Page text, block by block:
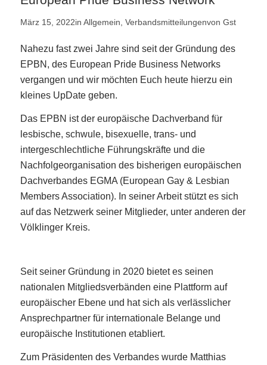
März 15, 2022in Allgemein Verbandsmitteilungenvon Gst
Nahezu fast zwei Jahre sind seit der Gründung des
EPBN, des European Pride Business Networks
vergangen und wir möchten Euch heute hierzu ein
kleines UpDate geben.
Das EPBN ist der europäische Dachverband für
lesbische, schwule, bisexuelle, trans- und
intergeschlechtliche Führungskräfte und die
Nachfolgeorganisation des bisherigen europäischen
Dachverbandes EGMA (European Gay & Lesbian
Members Association). In seiner Arbeit stützt es sich
auf das Netzwerk seiner Mitglieder, unter anderen der
Völklinger Kreis.
Seit seiner Gründung in 2020 bietet es seinen
nationalen Mitgliedsverbänden eine Plattform auf
europäischer Ebene und hat sich als verlässlicher
Ansprechpartner für internationale Belange und
europäische Institutionen etabliert.
Zum Präsidenten des Verbandes wurde Matthias